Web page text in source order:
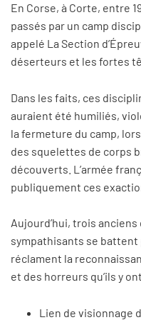
En Corse, à Corte, entre
passés par un camp
appelé La Section
déserteurs et les fortes
Dans les faits, ces
auraient été humiliés,
la fermeture du camp,
des squelettes de corps
découverts. L’armée
publiquement ces
Aujourd’hui, trois
sympathisants se
réclament la
et des horreurs qu’ils y
Lien de visionnage